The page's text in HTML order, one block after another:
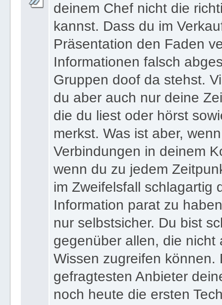
du es dir schwerer, als
deinem Chef nicht die
kannst. Dass du im
Präsentation den Faden
Informationen falsch
Gruppen doof da stehst.
du aber auch nur deine
die du liest oder hörst
merkst. Was ist aber,
Verbindungen in deinem
wenn du zu jedem
im Zweifelsfall schlagartig
Information parat zu
nur selbstsicher. Du bist
gegenüber allen, die nicht
Wissen zugreifen können.
gefragtesten Anbieter